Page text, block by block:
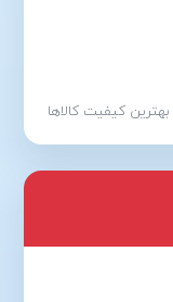
کیفیت کالاها